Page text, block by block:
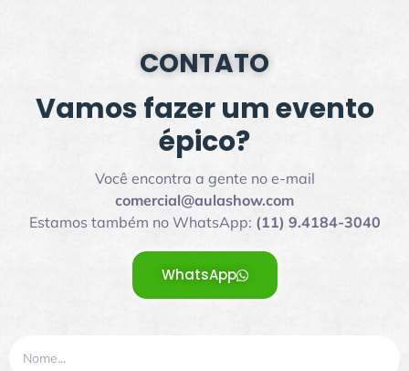
CONTATO
Vamos fazer um evento
épico?
Você encontra a gente no e-mail
comercial@aulashow.com
Estamos também no WhatsApp: (11) 9.4184-3040
WhatsApp